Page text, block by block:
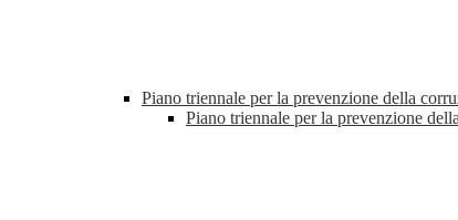
Piano triennale per la prevenzione della
Piano triennale per la prevenzione